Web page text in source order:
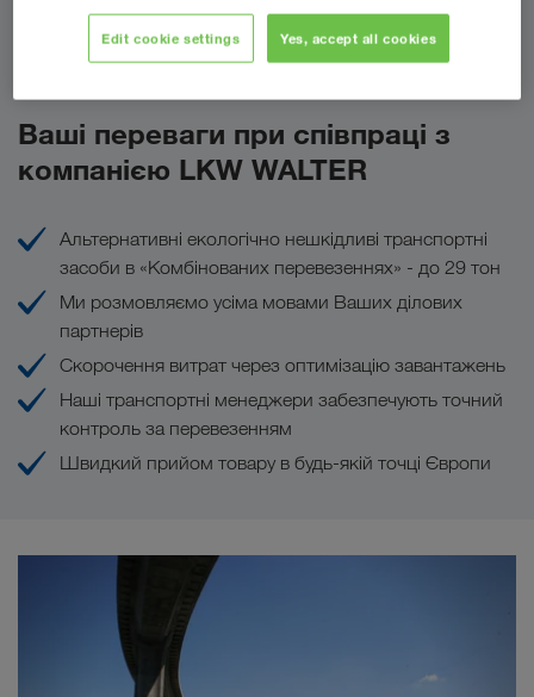
Надіслати запит
Ваші переваги при співпраці з
компанією LKW WALTER
Альтернативні екологічно нешкідливі транспортні
засоби в «Комбінованих перевезеннях» - до 29 тон
Ми розмовляємо усіма мовами Ваших ділових
партнерів
Скорочення витрат через оптимізацію завантажень
Наші транспортні менеджери забезпечують точний
контроль за перевезенням
Швидкий прийом товару в будь-якій точці Європи
Edit cookie settings Yes, accept all cookies